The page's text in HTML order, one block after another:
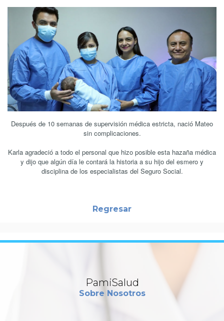
Después de 10 semanas de supervisión médica estricta, nació Mateo
sin complicaciones.
Karla agradeció a todo el personal que hizo posible esta hazaña médica
y dijo que algún día le contará la historia a su hijo del esmero y
disciplina de los especialistas del Seguro Social.
Regresar
PamiSalud
Sobre Nosotros